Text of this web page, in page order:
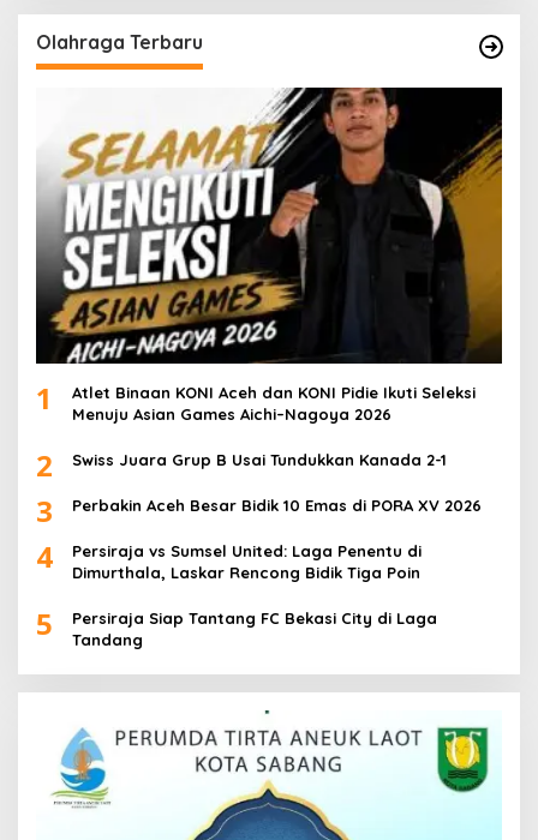
Olahraga Terbaru
1
Atlet Binaan KONI Aceh dan KONI Pidie Ikuti Seleksi
Menuju Asian Games Aichi–Nagoya 2026
2 Swiss Juara Grup B Usai Tundukkan Kanada 2-1
3 Perbakin Aceh Besar Bidik 10 Emas di PORA XV 2026
4
Persiraja vs Sumsel United: Laga Penentu di
Dimurthala, Laskar Rencong Bidik Tiga Poin
5
Persiraja Siap Tantang FC Bekasi City di Laga
Tandang